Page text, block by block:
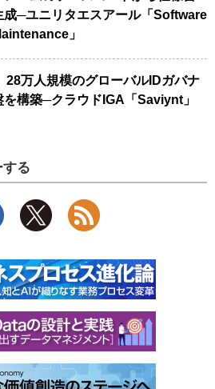
成─ユニリタエスアール「Software
」
28万人規模のグローバルIDガバナ
を構築─クラウドIGA「Saviynt」
る